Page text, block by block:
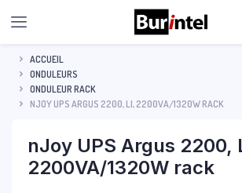
ACCUEIL
ONDULEURS
ONDULEUR RACK
NJOY UPS ARGUS 2200, LI, 2200VA/1320W RACK
nJoy UPS Argus 2200,
2200VA/1320W rack